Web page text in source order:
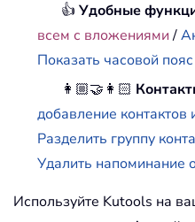
👍Удобные
всем с вложениями /
Показать часовой
👩🏼‍🤝‍👩🏻
добавление
Разделить группу
Удалить напоминание
Используйте Kutools на